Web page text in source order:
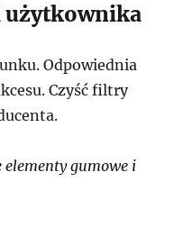
użytkownika
Odpowiednia
Czyść filtry
elementy gumowe i